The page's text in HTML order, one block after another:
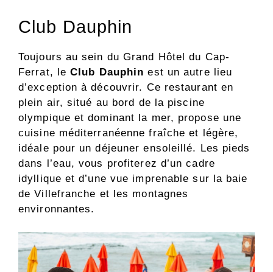
Club Dauphin
Toujours au sein du Grand Hôtel du Cap-
Ferrat, leClub Dauphin est un autre lieu
d’exception à découvrir. Ce restaurant en
plein air, situé au bord de la piscine
olympique et dominant la mer, propose une
cuisine méditerranéenne fraîche et légère,
idéale pour un déjeuner ensoleillé. Les pieds
dans l’eau, vous profiterez d’un cadre
idyllique et d’une vue imprenable sur la baie
de Villefranche et les montagnes
environnantes.